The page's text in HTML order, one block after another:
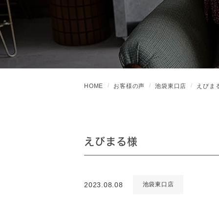
HOME お客様の声 池袋東口店 えびま
えびまる様
2023.08.08 池袋東口店